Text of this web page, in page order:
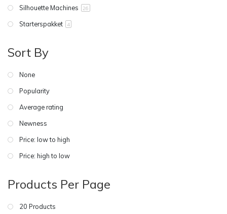
Silhouette Machines 26
Starterspakket 4
Sort By
None
Popularity
Average rating
Newness
Price: low to high
Price: high to low
Products Per Page
20 Products